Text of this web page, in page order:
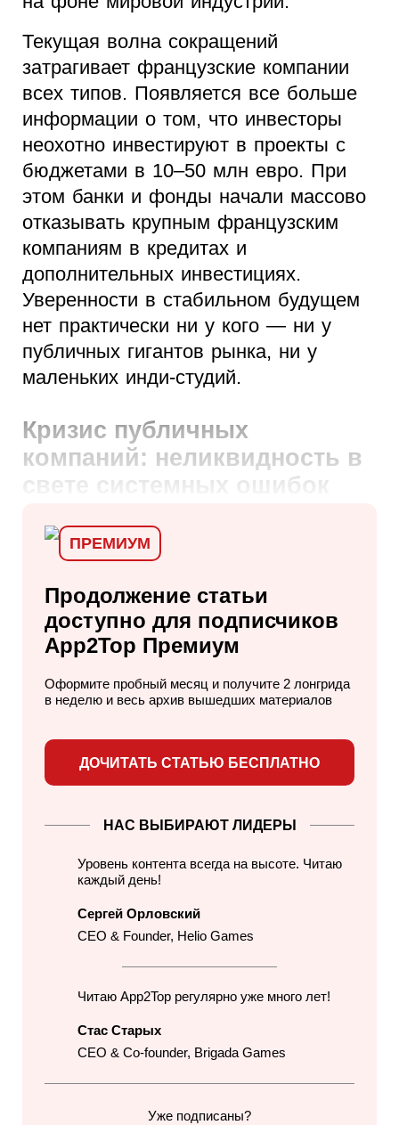
Текущая волна сокращений
затрагивает французские компании
всех типов. Появляется все больше
информации о том, что инвесторы
неохотно инвестируют в проекты с
бюджетами в 10–50 млн евро. При
этом банки и фонды начали массово
отказывать крупным французским
компаниям в кредитах и
дополнительных инвестициях.
Уверенности в стабильном будущем
нет практически ни у кого — ни у
публичных гигантов рынка, ни у
маленьких инди-студий.
Кризис публичных
компаний: неликвидность в
свете системных ошибок
ПРЕМИУМ
Продолжение статьи
доступно для подписчиков
App2Top Премиум
Оформите пробный месяц и получите 2 лонгрида
в неделю и весь архив вышедших материалов
ДОЧИТАТЬ СТАТЬЮ БЕСПЛАТНО
НАС ВЫБИРАЮТ ЛИДЕРЫ
Уровень контента всегда на высоте. Читаю
каждый день!
Сергей Орловский
CEO & Founder, Helio Games
Читаю App2Top регулярно уже много лет!
Стас Старых
CEO & Co-founder, Brigada Games
Уже подписаны?